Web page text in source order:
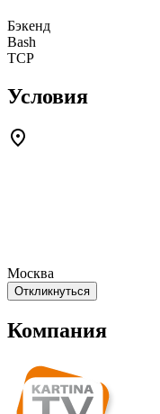
Бэкенд
Bash
TCP
Условия
Москва
Откликнуться
Компания